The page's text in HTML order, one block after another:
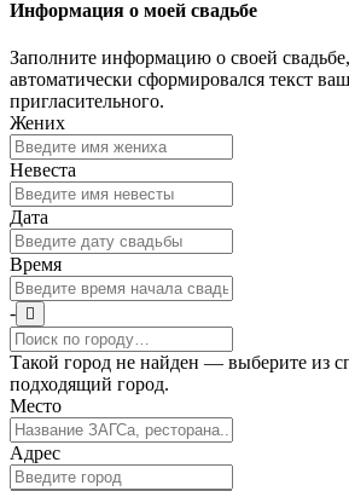
Информация о моей свадьбе
Заполните информацию о своей
автоматически сформировался текст
пригласительного.
Жених
Невеста
Дата
Время
-
Такой город не найден — выберите из
подходящий город.
Место
Адрес